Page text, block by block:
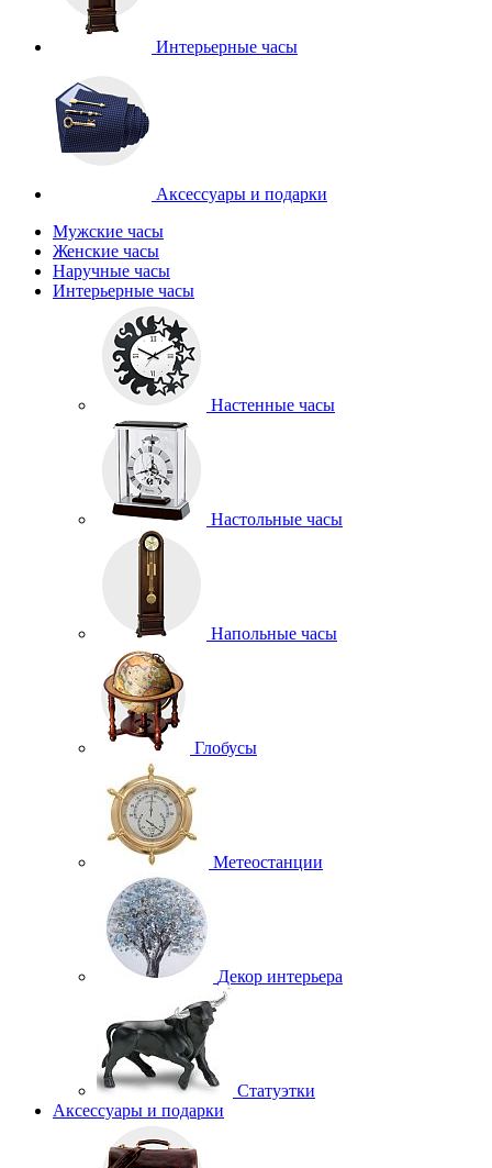
Интерьерные часы
Аксессуары и подарки
Мужские часы
Женские часы
Наручные часы
Интерьерные часы
Настенные часы
Настольные часы
Напольные часы
Глобусы
Метеостанции
Декор интерьера
Статуэтки
Аксессуары и подарки